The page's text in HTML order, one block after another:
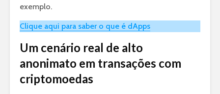
exemplo.
Clique aqui para saber o que é dApps
Um cenário real de alto
anonimato em transações com
criptomoedas